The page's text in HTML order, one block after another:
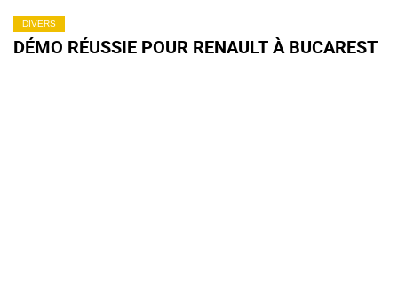
DIVERS
DÉMO RÉUSSIE POUR RENAULT À BUCAREST